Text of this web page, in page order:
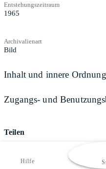
Entstehungszeitraum
1965
Archivalienart
Bild
Inhalt und innere Ordnung
Zugangs- und
Teilen
Hilfe